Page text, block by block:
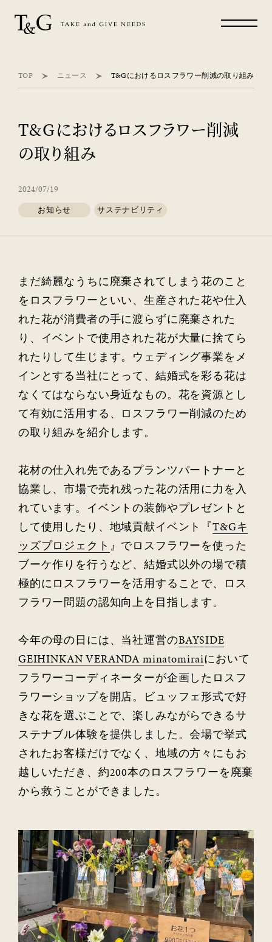
TOP ニュース T&Gにおけるロスフラワー削減の取り組み
T&Gにおけるロスフラワー削減
の取り組み
2024/07/19
お知らせ サステナビリティ
まだ綺麗なうちに廃棄されてしまう花のこと
をロスフラワーといい、生産された花や仕入
れた花が消費者の手に渡らずに廃棄された
り、イベントで使用された花が大量に捨てら
れたりして生じます。ウェディング事業をメ
インとする当社にとって、結婚式を彩る花は
なくてはならない身近なもの。花を資源とし
て有効に活用する、ロスフラワー削減のため
の取り組みを紹介します。
花材の仕入れ先であるプランツパートナーと
協業し、市場で売れ残った花の活用に力を入
れています。イベントの装飾やプレゼントと
して使用したり、地域貢献イベント『T&Gキ
ッズプロジェクト 』でロスフラワーを使った
ブーケ作りを行うなど、結婚式以外の場で積
極的にロスフラワーを活用することで、ロス
フラワー問題の認知向上を目指します。
今年の母の日には、当社運営のBAYSIDE
GEIHINKAN VERANDA minatomiraiにおいて
フラワーコーディネーターが企画したロスフ
ラワーショップを開店。ビュッフェ形式で好
きな花を選ぶことで、楽しみながらできるサ
ステナブル体験を提供しました。会場で挙式
されたお客様だけでなく、地域の方々にもお
越しいただき、約200本のロスフラワーを廃棄
から救うことができました。